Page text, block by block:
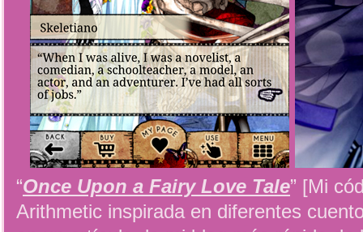
“Once Upon a Fairy Love Tale” [Mi
Arithmetic inspirada en diferentes